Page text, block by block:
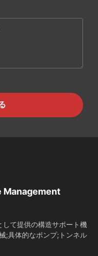
Management
て提供の構造サポート機
;具体的なポンプ;トンネル